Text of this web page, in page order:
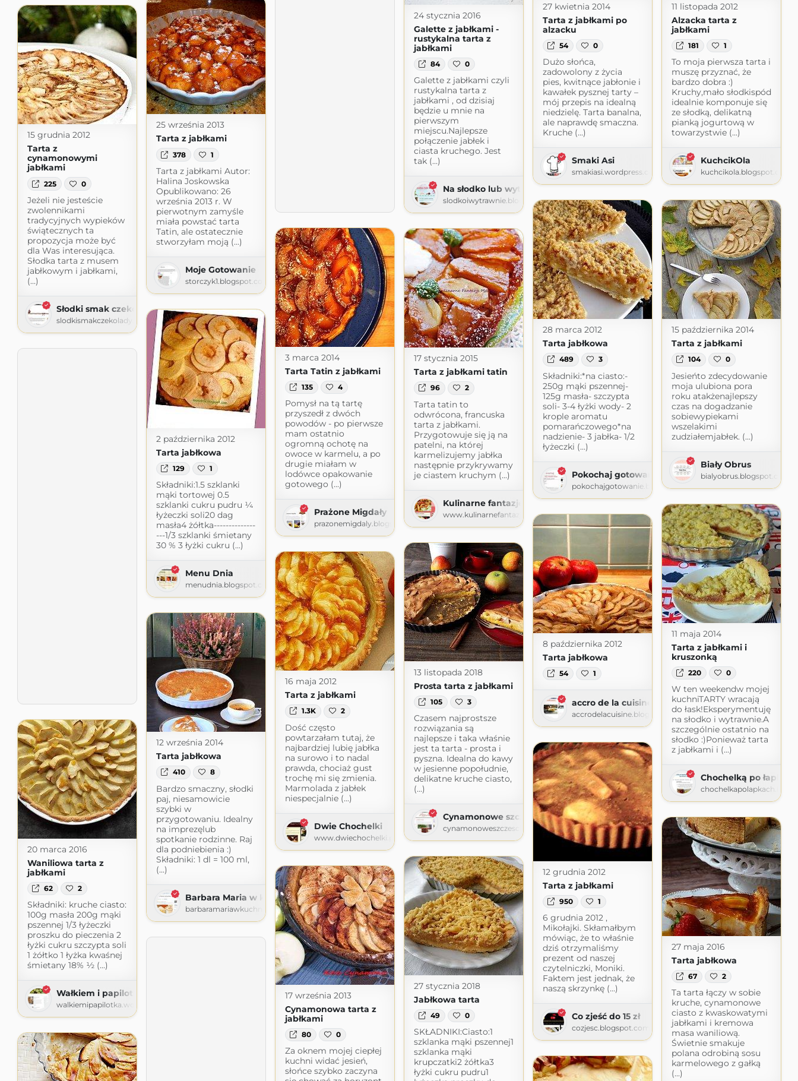
27 kwietnia 2014
Tarta z jabłkami po
alzacku
54 0
Dużo słońca,
zadowolony z życia
pies, kwitnące jabłonie i
kawałek pysznej tarty –
mój przepis na idealną
niedzielę. Tarta banalna,
ale naprawdę smaczna.
Kruche (...)
Smaki Asi
smakiasi.wordpress.com
11 listopada 2012
Alzacka tarta z
jabłkami
181 1
To moja pierwsza tarta i
muszę przyznać, że
bardzo dobra :)
Kruchy,mało słodkispód
idealnie komponuje się
ze słodką, delikatną
pianką jogurtową w
towarzystwie (...)
KuchcikOla
kuchcikola.blogspot.com
24 stycznia 2016
Galette z jabłkami -
rustykalna tarta z
jabłkami
84 0
Galette z jabłkami czyli
rustykalna tarta z
jabłkami , od dzisiaj
będzie u mnie na
pierwszym
miejscu.Najlepsze
połączenie jabłek i
ciasta kruchego. Jest
tak (...)
Na słodko lub wytrawnie
slodkoiwytrawnie.blogspot.com
25 września 2013
Tarta z jabłkami
378 1
Tarta z jabłkami Autor:
Halina Joskowska
Opublikowano: 26
września 2013 r. W
pierwotnym zamyśle
miała powstać tarta
Tatin, ale ostatecznie
stworzyłam moją (...)
Moje Gotowanie
storczyk1.blogspot.com
15 grudnia 2012
Tarta z
cynamonowymi
jabłkami
225 0
Jeżeli nie jesteście
zwolennikami
tradycyjnych wypieków
świątecznych ta
propozycja może być
dla Was interesująca.
Słodka tarta z musem
jabłkowym i jabłkami,
(...)
Słodki smak czekolady
slodkismakczekolady.blogspot.com
28 marca 2012
Tarta jabłkowa
489 3
Składniki:*na ciasto:-
250g mąki pszennej-
125g masła- szczypta
soli- 3-4 łyżki wody- 2
krople aromatu
pomarańczowego*na
nadzienie- 3 jabłka- 1/2
łyżeczki (...)
Pokochaj gotowanie
pokochajgotowanie.blogspot.com
15 października 2014
Tarta z jabłkami
104 0
Jesieńto zdecydowanie
moja ulubiona pora
roku atakżenajlepszy
czas na dogadzanie
sobiewypiekami
wszelakimi
zudziałemjabłek. (...)
Biały Obrus
bialyobrus.blogspot.com
3 marca 2014
Tarta Tatin z jabłkami
135 4
Pomysł na tą tartę
przyszedł z dwóch
powodów - po pierwsze
mam ostatnio
ogromną ochotę na
owoce w karmelu, a po
drugie miałam w
lodówce opakowanie
gotowego (...)
Prażone Migdały
prazonemigdaly.blogspot.com
17 stycznia 2015
Tarta z jabłkami tatin
96 2
Tarta tatin to
odwrócona, francuska
tarta z jabłkami.
Przygotowuje się ją na
patelni, na której
karmelizujemy jabłka
następnie przykrywamy
je ciastem kruchym (...)
Kulinarne fantazje Marioli
www.kulinarnefantazjemarioli.pl
2 października 2012
Tarta jabłkowa
129 1
Składniki:1.5 szklanki
mąki tortowej 0.5
szklanki cukru pudru ¼
łyżeczki soli20 dag
masła4 żółtka--------------
---1/3 szklanki śmietany
30 % 3 łyżki cukru (...)
Menu Dnia
menudnia.blogspot.com
11 maja 2014
Tarta z jabłkami i
kruszonką
220 0
W ten weekendw mojej
kuchniTARTY wracają
do łask!Eksperymentuję
na słodko i wytrawnie.A
szczególnie ostatnio na
słodko :)Ponieważ tarta
z jabłkami i (...)
Chochelką po łapkach
8 października 2012
Tarta jabłkowa
54 1
accro de la cuisine
accrodelacuisine.blogspot.com
13 listopada 2018
Prosta tarta z jabłkami
105 3
Czasem najprostsze
rozwiązania są
najlepsze i taka właśnie
jest ta tarta - prosta i
pyszna. Idealna do kawy
w jesienne popołudnie,
delikatne kruche ciasto,
(...)
Cynamonowe szczescie
cynamonoweszczescie.blogspot.com
16 maja 2012
Tarta z jabłkami
1.3K 2
Dość często
powtarzałam tutaj, że
najbardziej lubię jabłka
na surowo i to nadal
prawda, chociaż gust
trochę mi się zmienia.
Marmolada z jabłek
niespecjalnie (...)
Dwie Chochelki
www.dwiechochelki.pl
12 września 2014
Tarta jabłkowa
410 8
Bardzo smaczny, słodki
paj, niesamowicie
szybki w
przygotowaniu. Idealny
na imprezęlub
spotkanie rodzinne. Raj
dla podniebienia :)
Składniki: 1 dl = 100 ml,
(...)
Barbara Maria w kuchni
barbaramariawkuchni.blogspot.com
20 marca 2016
Waniliowa tarta z
jabłkami
62 2
Składniki: kruche ciasto:
100g masła 200g mąki
pszennej 1/3 łyżeczki
proszku do pieczenia 2
łyżki cukru szczypta soli
1 żółtko 1 łyżka kwaśnej
śmietany 18% ½ (...)
Wałkiem i papilotką
walkiemipapilotka.wordpress.com
12 grudnia 2012
Tarta z jabłkami
950 1
6 grudnia 2012 ,
Mikołajki. Skłamałbym
mówiąc, że to właśnie
dziś otrzymaliśmy
prezent od naszej
czytelniczki, Moniki.
Faktem jest jednak, że
naszą skrzynkę (...)
Co zjeść do 15 zł
cozjesc.blogspot.com
27 maja 2016
Tarta jabłkowa
67 2
Ta tarta łączy w sobie
kruche, cynamonowe
ciasto z kwaskowatymi
jabłkami i kremowa
masa waniliową.
Świetnie smakuje
polana odrobiną sosu
karmelowego z gałką
(...)
27 stycznia 2018
Jabłkowa tarta
49 0
SKŁADNIKI:Ciasto:1
szklanka mąki pszennej1
szklanka mąki
krupczatki2 żółtka3
łyżki cukru pudru1
17 września 2013
Cynamonowa tarta z
jabłkami
80 0
Za oknem mojej ciepłej
kuchni widać jesień,
słońce szybko zaczyna